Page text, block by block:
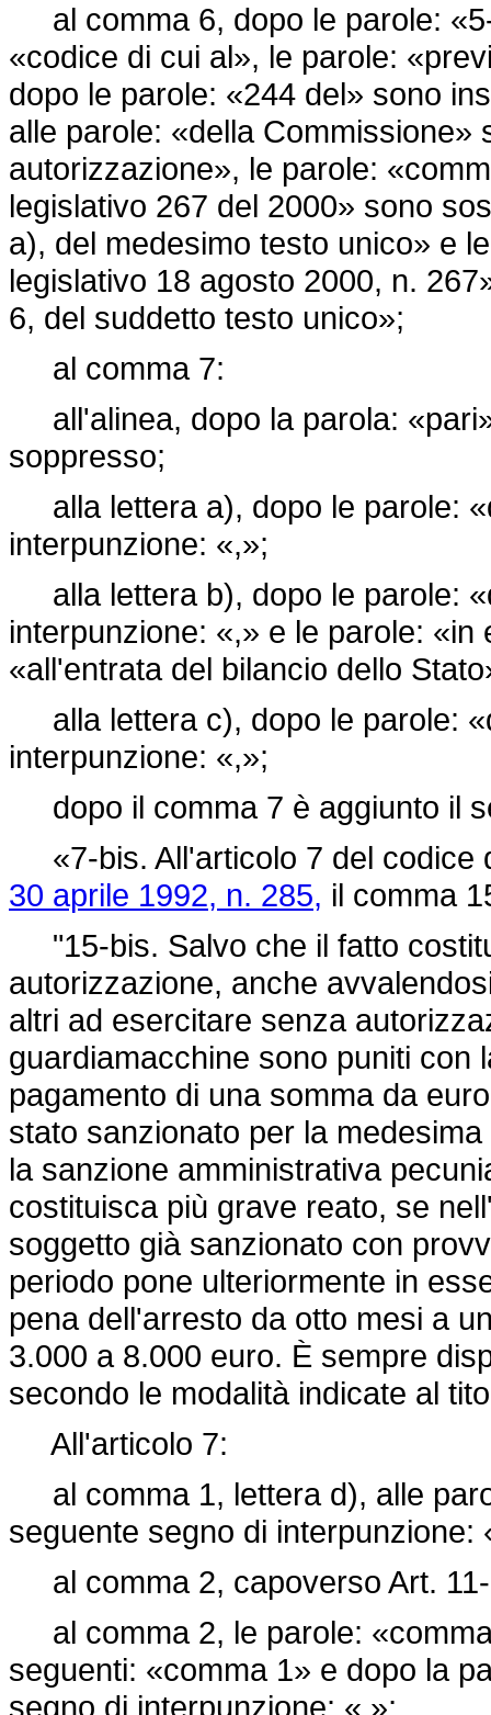
al comma 6, dopo le parole:
«codice di cui al», le parole:
dopo le parole: «244 del» sono
alle parole: «della
autorizzazione», le parole:
legislativo 267 del 2000» sono
a), del medesimo testo unico» e
legislativo 18 agosto 2000, n.
6, del suddetto testo unico»;
al comma 7:
all'alinea, dopo la parola:
soppresso;
alla lettera a), dopo le parole:
interpunzione: «,»;
alla lettera b), dopo le parole:
interpunzione: «,» e le parole:
«all'entrata del bilancio dello
alla lettera c), dopo le parole:
interpunzione: «,»;
dopo il comma 7 è aggiunto il
«7-bis. All'articolo 7 del codice
30 aprile 1992, n. 285, il comma
"15-bis. Salvo che il fatto
autorizzazione, anche
altri ad esercitare senza
guardiamacchine sono puniti con
pagamento di una somma da
stato sanzionato per la
la sanzione amministrativa
costituisca più grave reato, se
soggetto già sanzionato con
periodo pone ulteriormente in
pena dell'arresto da otto mesi a
3.000 a 8.000 euro. È sempre
secondo le modalità indicate al
All'articolo 7:
al comma 1, lettera d), alle
seguente segno di interpunzione:
al comma 2, capoverso Art.
al comma 2, le parole:
seguenti: «comma 1» e dopo la
segno di interpunzione: «,»;